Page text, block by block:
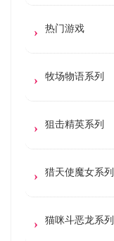
热门游戏
牧场物语系列
狙击精英系列
猎天使魔女系列
猫咪斗恶龙系列